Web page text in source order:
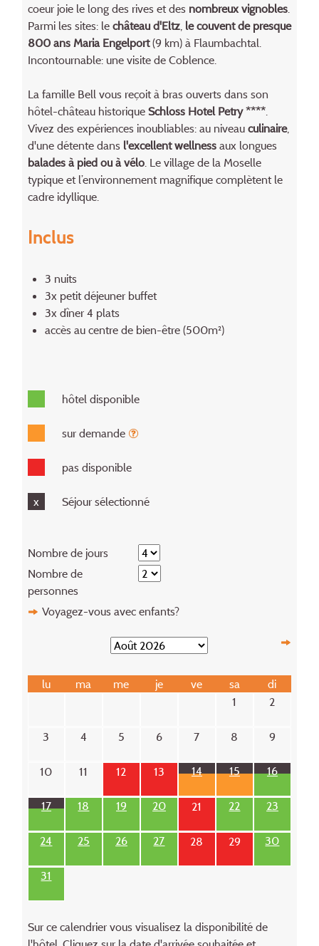
coeur joie le long des rives et des nombreux vignobles.
Parmi les sites: le château d'Eltz, le couvent de presque
800 ans Maria Engelport(9 km) à Flaumbachtal.
Incontournable: une visite de Coblence.
La famille Bell vous reçoit à bras ouverts dans son
hôtel-château historique Schloss Hotel Petry ****.
Vivez des expériences inoubliables: au niveau culinaire,
d'une détente dans l'excellent wellnessaux longues
balades à pied ou à vélo. Le village de la Moselle
typique et l’environnement magnifique complètent le
cadre idyllique.
Inclus
3 nuits
3x petit déjeuner buffet
3x dîner 4 plats
accès au centre de bien-être (500m²)
hôtel disponible
sur demande
pas disponible
x Séjour sélectionné
Nombre de jours
Nombre de
personnes
Voyagez-vous avec enfants?
lu ma me je ve sa
di
1
2
3 4 5 6 7 8 9
10 11 12 13 14 15 16
17 18 19 20 21 22 23
24 25 26 27 28 29 30
31
Sur ce calendrier vous visualisez la disponibilité de